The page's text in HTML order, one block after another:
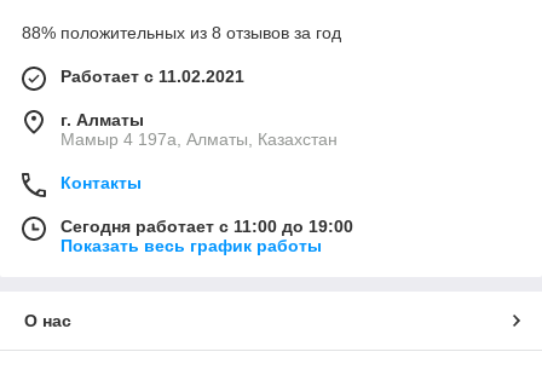
88% положительных из 8 отзывов за год
Работает с 11.02.2021
г. Алматы
Мамыр 4 197а, Алматы, Казахстан
Контакты
Сегодня работает с 11:00 до 19:00
Показать весь график работы
О нас